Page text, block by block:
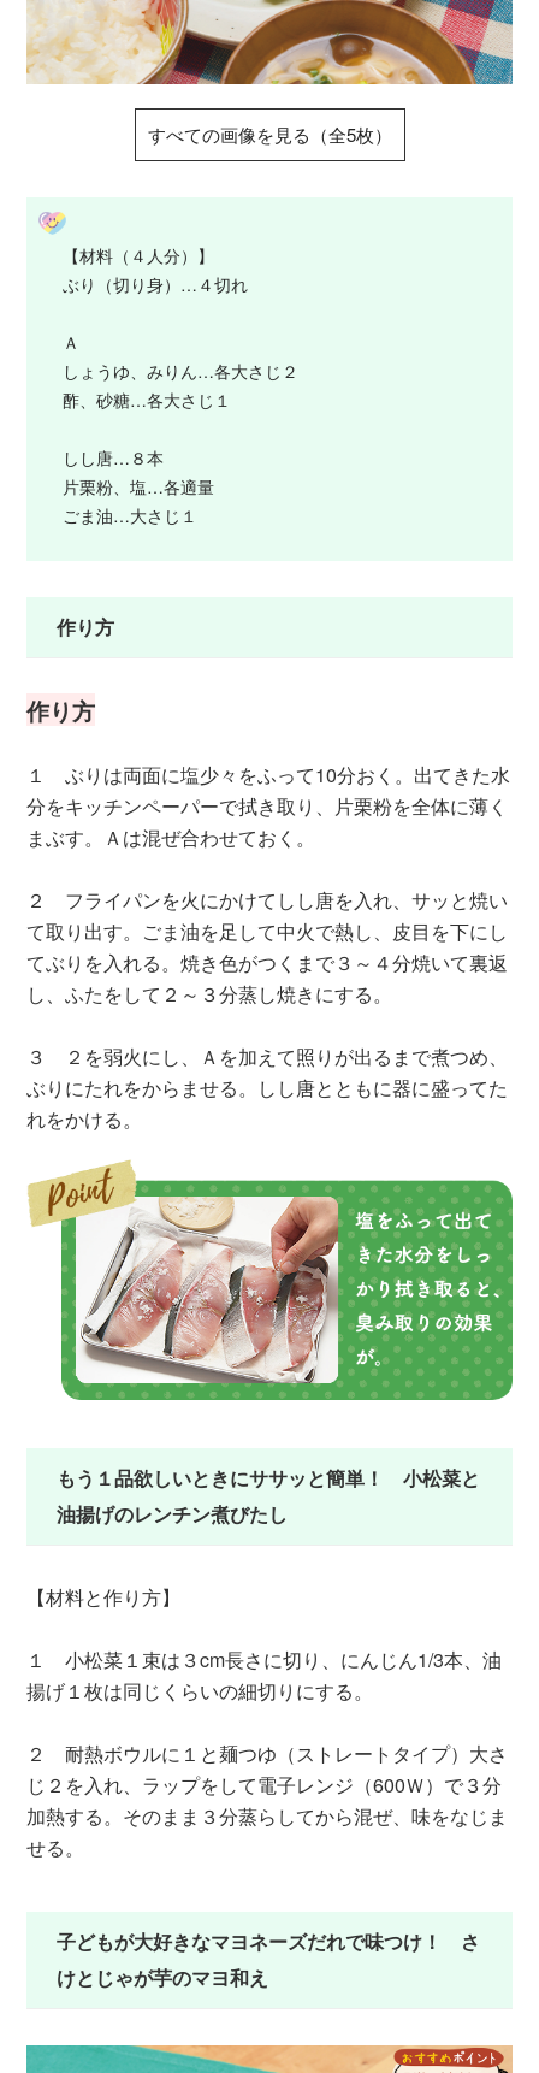
すべての画像を見る（全5枚）
【材料（４人分）】
ぶり（切り身）…４切れ
Ａ
しょうゆ、みりん…各大さじ２
酢、砂糖…各大さじ１
しし唐…８本
片栗粉、塩…各適量
ごま油…大さじ１
作り方
作り方
１ ぶりは両面に塩少々をふって10分おく。出てきた水
分をキッチンペーパーで拭き取り、片栗粉を全体に薄く
まぶす。Ａは混ぜ合わせておく。
２ フライパンを火にかけてしし唐を入れ、サッと焼い
て取り出す。ごま油を足して中火で熱し、皮目を下にし
てぶりを入れる。焼き色がつくまで３～４分焼いて裏返
し、ふたをして２～３分蒸し焼きにする。
３ ２を弱火にし、Ａを加えて照りが出るまで煮つめ、
ぶりにたれをからませる。しし唐とともに器に盛ってた
れをかける。
もう１品欲しいときにササッと簡単！ 小松菜と
油揚げのレンチン煮びたし
【材料と作り方】
１ 小松菜１束は３cm長さに切り、にんじん1/3本、油
揚げ１枚は同じくらいの細切りにする。
２ 耐熱ボウルに１と麺つゆ（ストレートタイプ）大さ
じ２を入れ、ラップをして電子レンジ（600Ｗ）で３分
加熱する。そのまま３分蒸らしてから混ぜ、味をなじま
せる。
子どもが大好きなマヨネーズだれで味つけ！ さ
けとじゃが芋のマヨ和え